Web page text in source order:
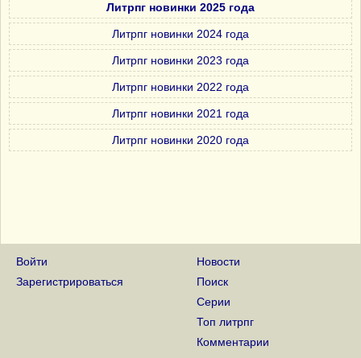
Литрпг новинки 2025 года
Литрпг новинки 2024 года
Литрпг новинки 2023 года
Литрпг новинки 2022 года
Литрпг новинки 2021 года
Литрпг новинки 2020 года
Войти
Зарегистрироваться
Новости
Поиск
Серии
Топ литрпг
Комментарии